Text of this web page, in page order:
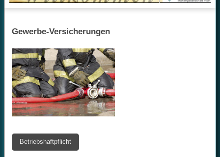
Gewerbe-Versicherungen
Betriebshaftpflicht